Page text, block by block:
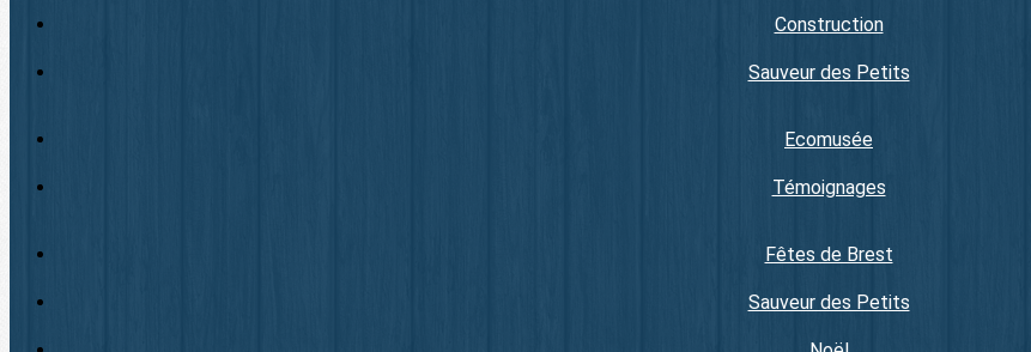
Construction
Sauveur des Petits
Ecomusée
Témoignages
Fêtes de Brest
Sauveur des Petits